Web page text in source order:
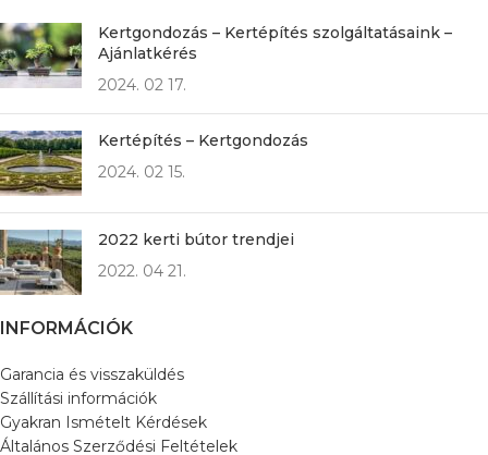
Kertgondozás – Kertépítés szolgáltatásaink –
Ajánlatkérés
2024. 02 17.
Kertépítés – Kertgondozás
2024. 02 15.
2022 kerti bútor trendjei
2022. 04 21.
INFORMÁCIÓK
Garancia és visszaküldés
Szállítási információk
Gyakran Ismételt Kérdések
Általános Szerződési Feltételek